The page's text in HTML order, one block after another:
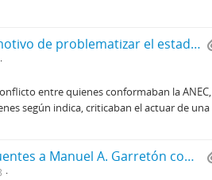
Carta a Fernando Jiménez con motivo de problematizar el estado de la ANEC
entre quienes conformaban la ANEC,
según indica, criticaban el actuar de una
Carta de Francisco Bulnes Sanfuentes a Manuel A. Garretón con motivo de comunicar su renuncia a la Falange Nacional y consecuente adhesión al Movimiento Nacional de la Juventud Conservadora